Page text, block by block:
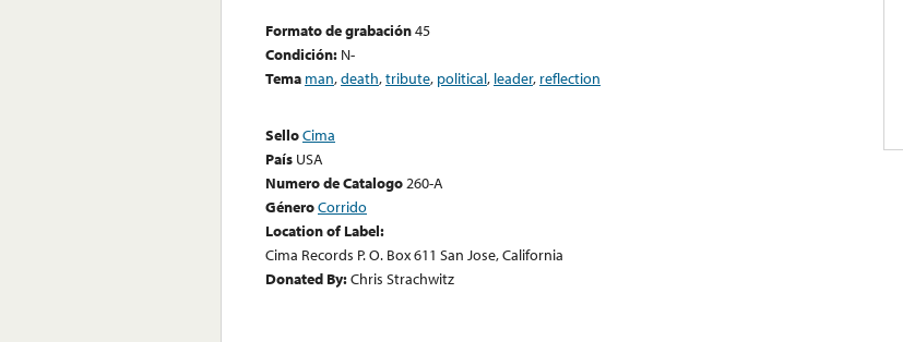
Formato de grabación45
Condición: N-
Tema man,death,tribute, political, leader, reflection
SelloCima
País USA
Numero de Catalogo260-A
GéneroCorrido
Location of Label:
Cima Records P. O. Box 611 San Jose, California
Donated By:Chris Strachwitz